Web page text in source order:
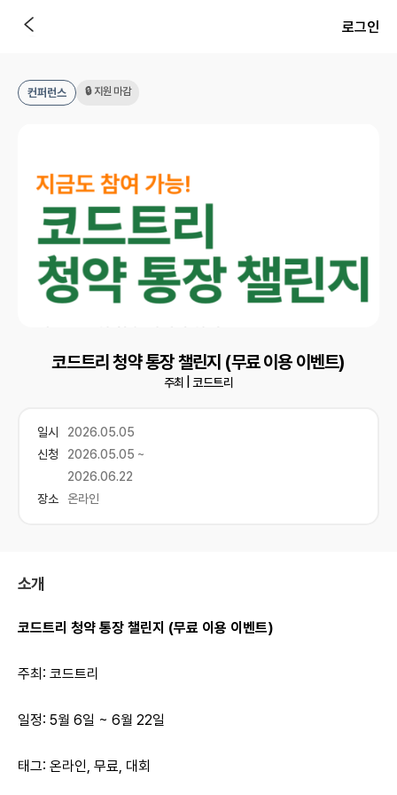
로그인
컨퍼런스 🔒 지원 마감
코드트리 청약 통장 챌린지 (무료 이용 이벤트)
주최 | 코드트리
일시
2026.05.05
신청
2026.05.05 ~
2026.06.22
장소
온라인
소개
코드트리 청약 통장 챌린지 (무료 이용 이벤트)
주최: 코드트리
일정: 5월 6일 ~ 6월 22일
태그: 온라인, 무료, 대회